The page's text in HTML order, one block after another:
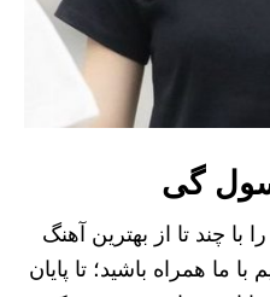
سول گی
چند تا از بهترین آهنگ
ما همراه باشید؛ تا پایان